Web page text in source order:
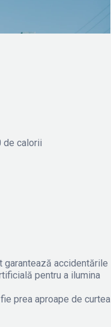
de calorii
accidentările
pentru a ilumina
prea aproape de curtea